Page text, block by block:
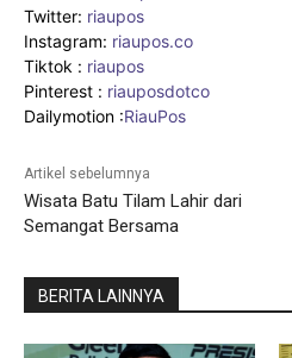
Twitter: riaupos
Instagram: riaupos.co
Tiktok : riaupos
Pinterest : riauposdotco
Dailymotion :RiauPos
Artikel sebelumnya
Wisata Batu Tilam Lahir dari
Semangat Bersama
BERITA LAINNYA